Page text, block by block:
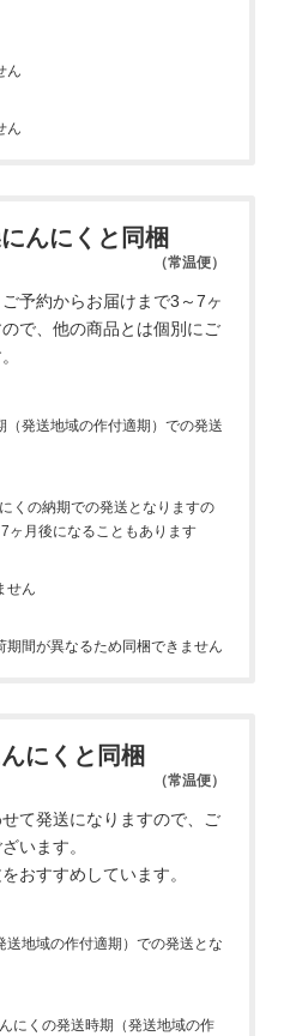
ん
ん
んにくと同梱
（常温便）
予約からお届けまで3～7ヶ
で、他の商品とは個別にご
（発送地域の作付適期）での発送
くの納期での発送となりますの
ヶ月後になることもあります
せん
期間が異なるため同梱できません
にくと同梱
（常温便）
て発送になりますので、ご
います。
おすすめしています。
送地域の作付適期）での発送とな
にくの発送時期（発送地域の作